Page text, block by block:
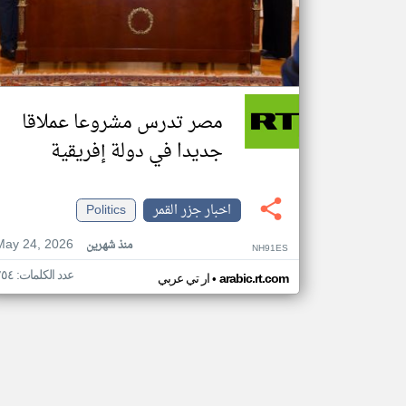
مصر تدرس مشروعا عملاقا
جديدا في دولة إفريقية
اخبار جزر القمر
Politics
24, 2026
منذ شهرين NH91ES
ار تي عربي• arabic.rt.com عدد الكلمات: ٢٥٤